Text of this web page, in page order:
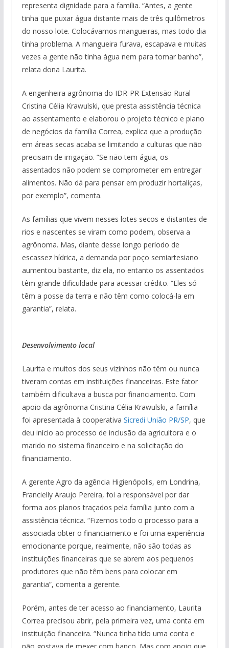
representa dignidade para a família. “Antes, a gente
tinha que puxar água distante mais de três quilômetros
do nosso lote. Colocávamos mangueiras, mas todo dia
tinha problema. A mangueira furava, escapava e muitas
vezes a gente não tinha água nem para tomar banho”,
relata dona Laurita.
A engenheira agrônoma do IDR-PR Extensão Rural
Cristina Célia Krawulski, que presta assistência técnica
ao assentamento e elaborou o projeto técnico e plano
de negócios da família Correa, explica que a produção
em áreas secas acaba se limitando a culturas que não
precisam de irrigação. ”Se não tem água, os
assentados não podem se comprometer em entregar
alimentos. Não dá para pensar em produzir hortaliças,
por exemplo”, comenta.
As famílias que vivem nesses lotes secos e distantes de
rios e nascentes se viram como podem, observa a
agrônoma. Mas, diante desse longo período de
escassez hídrica, a demanda por poço semiartesiano
aumentou bastante, diz ela, no entanto os assentados
têm grande dificuldade para acessar crédito. “Eles só
têm a posse da terra e não têm como colocá-la em
garantia”, relata.
Desenvolvimento local
Laurita e muitos dos seus vizinhos não têm ou nunca
tiveram contas em instituições financeiras. Este fator
também dificultava a busca por financiamento. Com
apoio da agrônoma Cristina Célia Krawulski, a família
foi apresentada à cooperativa Sicredi União PR/SP, que
deu início ao processo de inclusão da agricultora e o
marido no sistema financeiro e na solicitação do
financiamento.
A gerente Agro da agência Higienópolis, em Londrina,
Francielly Araujo Pereira, foi a responsável por dar
forma aos planos traçados pela família junto com a
assistência técnica. “Fizemos todo o processo para a
associada obter o financiamento e foi uma experiência
emocionante porque, realmente, não são todas as
instituições financeiras que se abrem aos pequenos
produtores que não têm bens para colocar em
garantia”, comenta a gerente.
Porém, antes de ter acesso ao financiamento, Laurita
Correa precisou abrir, pela primeira vez, uma conta em
instituição financeira. “Nunca tinha tido uma conta e